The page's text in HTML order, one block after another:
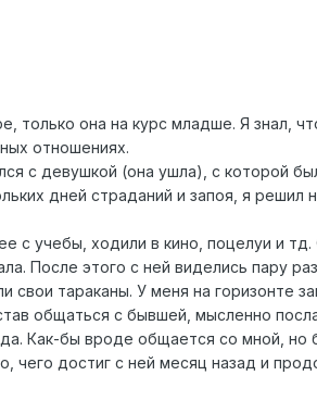
только она на курс младше. Я знал,
отношениях.
с девушкой (она ушла), с которой
дней страданий и запоя, я
с учебы, ходили в кино, поцелуи и
После этого с ней виделись пару
свои тараканы. У меня на горизонте
общаться с бывшей, мысленно
Как-бы вроде общается со мной, но
чего достиг с ней месяц назад и